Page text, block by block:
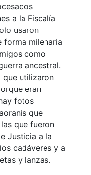
a la Fiscalía
usaron
forma milenaria
como
ancestral.
que utilizaron
eran
fotos
que
que fueron
Justicia a la
cadáveres y a
y lanzas.